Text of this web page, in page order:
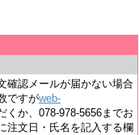
確認メールが届かない場合
ですがweb-
くか、078-978-5656までお
注文日・氏名を記入する欄